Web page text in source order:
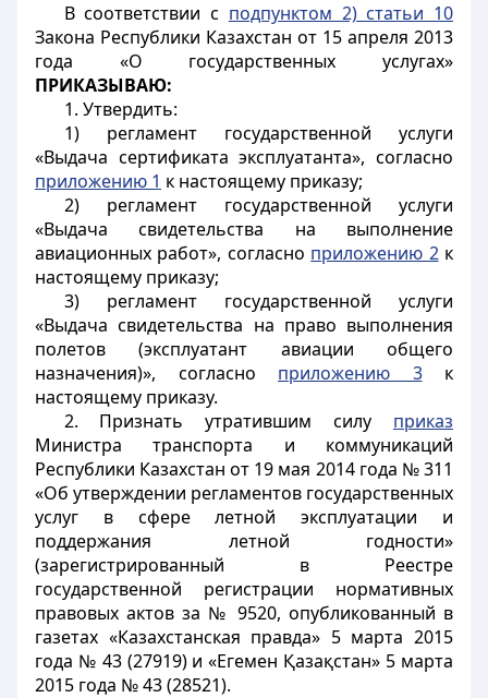
В соответствии с подпунктом 2) статьи 10
Закона Республики Казахстан от 15 апреля 2013
года «О государственных услугах»
ПРИКАЗЫВАЮ:
1. Утвердить:
1) регламент государственной услуги
«Выдача сертификата эксплуатанта», согласно
приложению 1 к настоящему приказу;
2) регламент государственной услуги
«Выдача свидетельства на выполнение
авиационных работ», согласно приложению 2к
настоящему приказу;
3) регламент государственной услуги
«Выдача свидетельства на право выполнения
полетов (эксплуатант авиации общего
назначения)», согласно приложению 3к
настоящему приказу.
2. Признать утратившим силу приказ
Министра транспорта и коммуникаций
Республики Казахстан от 19 мая 2014 года № 311
«Об утверждении регламентов государственных
услуг в сфере летной эксплуатации и
поддержания летной годности»
(зарегистрированный в Реестре
государственной регистрации нормативных
правовых актов за № 9520, опубликованный в
газетах «Казахстанская правда» 5 марта 2015
года № 43 (27919) и «Егемен Қазақстан» 5 марта
2015 года № 43 (28521).